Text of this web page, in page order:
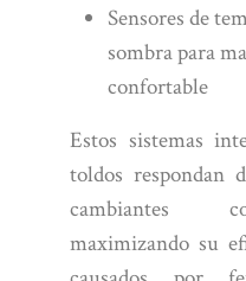
Sensores de
sombra para
confortable
Estos sistemas
toldos respondan
cambiantes
maximizando su